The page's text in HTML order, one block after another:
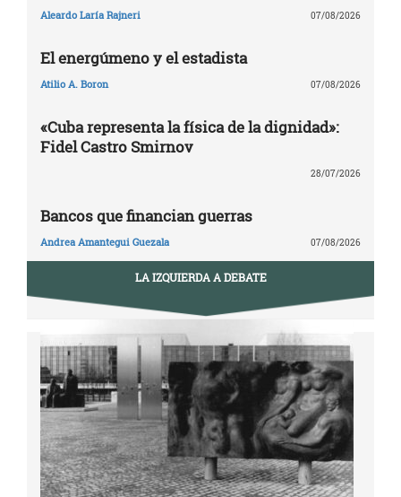
Aleardo Laría Rajneri 07/08/2026
El energúmeno y el estadista
Atilio A. Boron 07/08/2026
«Cuba representa la física de la dignidad»:
Fidel Castro Smirnov
28/07/2026
Bancos que financian guerras
Andrea Amantegui Guezala 07/08/2026
LA IZQUIERDA A DEBATE